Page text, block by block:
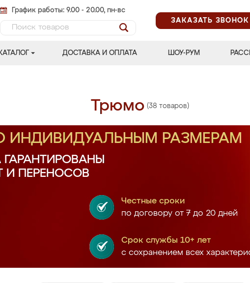
График работы: 9.00 - 20.00, пн-вс
ЗАКАЗАТЬ ЗВОНОК
ДОСТАВКА И ОПЛАТА ШОУ-РУМ
Трюмо (38 товаров)
ИНДИВИДУАЛЬНЫМ РАЗМЕРАМ
И ПЕРЕНОСОВ
Честные сроки
по договору от 7 до 20 дней
Срок службы 10+ лет
с сохранением всех